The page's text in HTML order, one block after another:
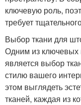
ключевую роль,
требует
Выбор ткани для
Одним из
является выбор
стилю вашего
этом выглядеть
тканей, каждая из